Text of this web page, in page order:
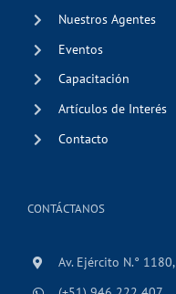
Nuestros Agentes
Eventos
Capacitación
Artículos de Interés
Contacto
CONTÁCTANOS
Av. Ejército N.°